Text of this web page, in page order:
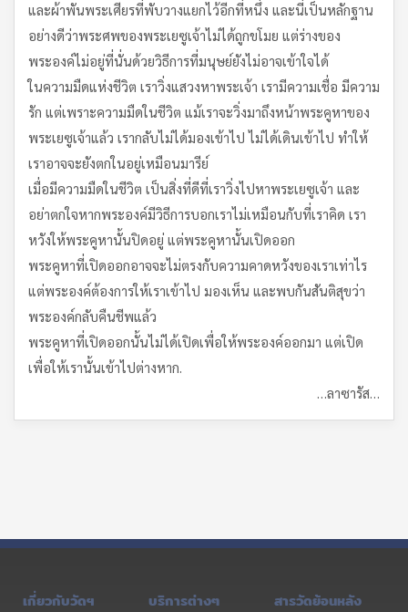
และผ้าพันพระเศียรที่พับวางแยกไว้อีกที่หนึ่ง และนี่เป็นหลักฐาน
อย่างดีว่าพระศพของพระเยซูเจ้าไม่ได้ถูกขโมย แต่ร่างของ
พระองค์ไม่อยู่ที่นั่นด้วยวิธีการที่มนุษย์ยังไม่อาจเข้าใจได้
ในความมืดแห่งชีวิต เราวิ่งแสวงหาพระเจ้า เรามีความเชื่อ มีความ
รัก แต่เพราะความมืดในชีวิต แม้เราจะวิ่งมาถึงหน้าพระคูหาของ
พระเยซูเจ้าแล้ว เรากลับไม่ได้มองเข้าไป ไม่ได้เดินเข้าไป ทำให้
เราอาจจะยังตกในอยู่เหมือนมารีย์
เมื่อมีความมืดในชีวิต เป็นสิ่งที่ดีที่เราวิ่งไปหาพระเยซูเจ้า และ
อย่าตกใจหากพระองค์มีวิธีการบอกเราไม่เหมือนกับที่เราคิด เรา
หวังให้พระคูหานั้นปิดอยู่ แต่พระคูหานั้นเปิดออก
พระคูหาที่เปิดออกอาจจะไม่ตรงกับความคาดหวังของเราเท่าไร
แต่พระองค์ต้องการให้เราเข้าไป มองเห็น และพบกันสันติสุขว่า
พระองค์กลับคืนชีพแล้ว
พระคูหาที่เปิดออกนั้นไม่ได้เปิดเพื่อให้พระองค์ออกมา แต่เปิด
เพื่อให้เรานั้นเข้าไปต่างหาก.
…ลาซารัส…
เกี่ยวกับวัดฯ บริการต่างๆ สารวัดย้อนหลัง